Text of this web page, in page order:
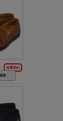
在庫切れ